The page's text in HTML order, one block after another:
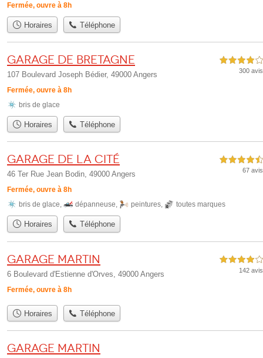
Fermée, ouvre à 8h
Horaires Téléphone
Garage de Bretagne
107 Boulevard Joseph Bédier, 49000 Angers
Fermée, ouvre à 8h
4,0 étoiles sur 5
300 avis
bris de glace
Horaires Téléphone
Garage de la Cité
46 Ter Rue Jean Bodin, 49000 Angers
Fermée, ouvre à 8h
4,5 étoiles sur 5
67 avis
bris de glace, dépanneuse, peintures, toutes marques
Horaires Téléphone
Garage Martin
6 Boulevard d'Estienne d'Orves, 49000 Angers
Fermée, ouvre à 8h
4,0 étoiles sur 5
142 avis
Horaires Téléphone
Garage MARTIN